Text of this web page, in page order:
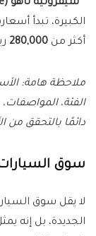
شيفروليه تاهو (Chevrolet Tahoe):
الكبيرة، تبدأ
أكثر من 280,000
ملاحظة هامة:
الفئة،
دائمًا بالتحقق من
سوق
لا يقل سوق
الجديدة، بل إنه